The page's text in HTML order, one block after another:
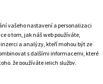
vašeho nastavení a personalizaci
o tom, jak náš web používáte,
a analýzy, kteří mohou být ze
s dalšími informacemi, které
že používáte jejich služby.